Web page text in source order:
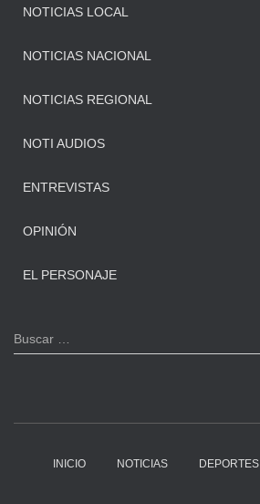
NOTICIAS LOCAL
NOTICIAS NACIONAL
NOTICIAS REGIONAL
NOTI AUDIOS
ENTREVISTAS
OPINIÓN
EL PERSONAJE
B
u
Buscar …
INICIO NOTICIAS DEPORTES